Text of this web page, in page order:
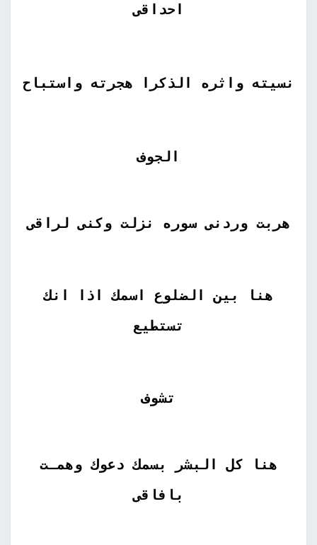
احداقى
نسيته واثره الذكرا هجرته واستباح
الجوف
هربت وردنى سوره نزلت وكنى لراقى
هنا بين الضلوع اسمك اذا انك
تستطيع
تشوف
هنا كل البشر بسمك دعوك وهمـت
بافاقى